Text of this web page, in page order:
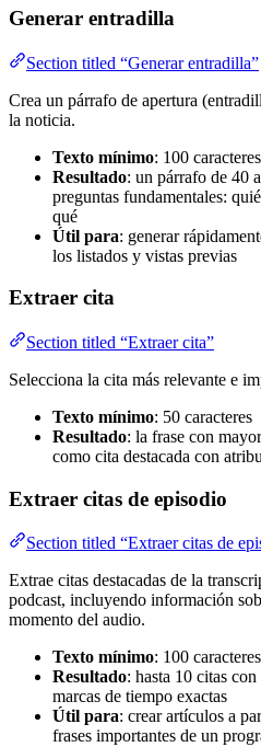
Generar entradilla
Section titled “Generar entradilla”
Crea un párrafo de apertura
la noticia.
Texto mínimo: 100 caracteres
Resultado: un párrafo de 40
preguntas fundamentales:
qué
Útil para: generar
los listados y vistas previas
Extraer cita
Section titled “Extraer cita”
Selecciona la cita más relevante e
Texto mínimo: 50 caracteres
Resultado: la frase con
como cita destacada con
Extraer citas de episodio
Section titled “Extraer citas de
Extrae citas destacadas de la
podcast, incluyendo información
momento del audio.
Texto mínimo: 100 caracteres
Resultado: hasta 10 citas
marcas de tiempo exactas
Útil para: crear artículos a
frases importantes de un